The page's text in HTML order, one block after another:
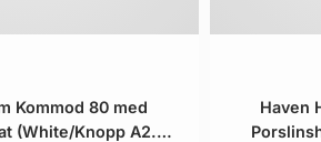
Kommod 80 med
(White/Knopp A2.
Haven